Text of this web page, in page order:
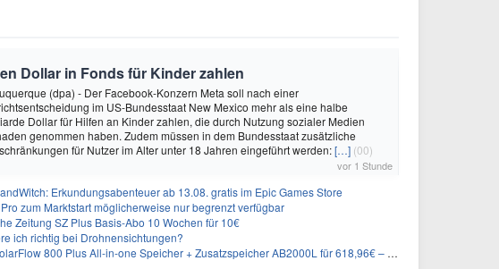
Dollar in Fonds für Kinder zahlen
(dpa) - Der Facebook-Konzern Meta soll nach einer
im US-Bundesstaat New Mexico mehr als eine halbe
Dollar für Hilfen an Kinder zahlen, die durch Nutzung sozialer Medien
genommen haben. Zudem müssen in dem Bundesstaat zusätzliche
für Nutzer im Alter unter 18 Jahren eingeführt werden:[…] (00)
vor 1 Stunde
Erkundungsabenteuer ab 13.08. gratis im Epic Games Store
zum Marktstart möglicherweise nur begrenzt verfügbar
Zeitung SZ Plus Basis-Abo 10 Wochen für 10€
ich richtig bei Drohnensichtungen?
800 Plus All-in-one Speicher + Zusatzspeicher AB2000L für 618,96€ – 3,84kWh fürs Balkonkraftwerk